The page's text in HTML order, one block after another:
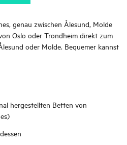
genau zwischen Ålesund, Molde
Oslo oder Trondheim direkt zum
oder Molde. Bequemer kannst
hergestellten Betten von